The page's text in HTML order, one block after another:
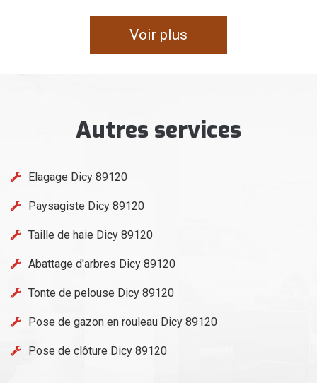
Voir plus
Autres services
Elagage Dicy 89120
Paysagiste Dicy 89120
Taille de haie Dicy 89120
Abattage d'arbres Dicy 89120
Tonte de pelouse Dicy 89120
Pose de gazon en rouleau Dicy 89120
Pose de clôture Dicy 89120